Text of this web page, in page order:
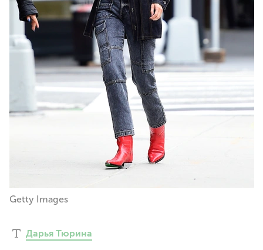
Getty Images
Дарья Тюрина